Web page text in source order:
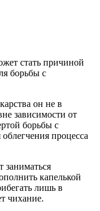
стать причиной
борьбы с
он не в
зависимости от
борьбы с
процесса
заниматься
капелькой
лишь в
чихание.